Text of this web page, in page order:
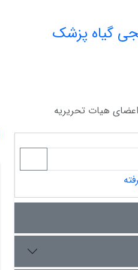
گیاه پزشک
اعضای هیات تحریریه